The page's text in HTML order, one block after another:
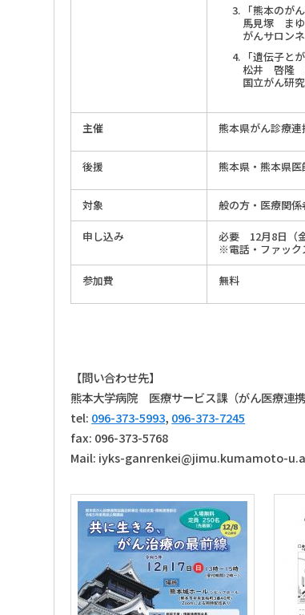
「熊本のが
馬見塚 ま
がんサロン
「遺伝子と
松井 啓隆
国立がん研
主催 熊本県がん診療
後援 熊本県・熊本県
対象 般の方・医療関
申し込み
必要 12月8日（
※電話・ファック
参加費 無料
【問い合わせ先】
熊本大学病院 医療サービス課（がん医療連携
tel: 096-373-5993, 096-373-7245
fax: 096-373-5768
Mail: iyks-ganrenkei@jimu.kumamoto-